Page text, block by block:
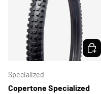
Specialized
Copertone Specialized